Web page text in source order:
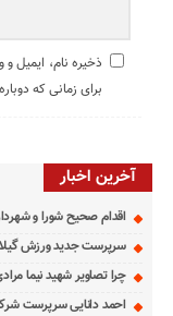
ذخیره نام، ایمیل
برای زمانی که
آخرین اخبار
اقدام صحیح شورا و
سرپرست جدید ورزش
چرا تصاویر شهید نیما
احمد دانایی سرپرست